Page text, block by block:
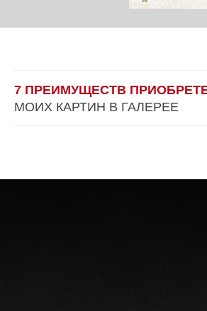
7 ПРЕИМУЩЕСТВ
МОИХ КАРТИН В ГАЛЕРЕЕ